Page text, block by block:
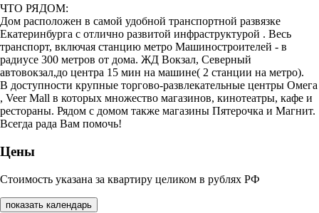
ЧТО РЯДОМ:
Дом расположен в самой удобной транспортной развязке
Екатеринбурга с отлично развитой инфраструктурой . Весь
транспорт, включая станцию метро Машиностроителей - в
радиусе 300 метров от дома. ЖД Вокзал, Северный
автовокзал,до центра 15 мин на машине( 2 станции на метро).
В доступности крупные торгово-развлекательные центры Омега
, Veer Mall в которых множество магазинов, кинотеатры, кафе и
рестораны. Рядом с домом также магазины Пятерочка и Магнит.
Всегда рада Вам помочь!
Цены
Стоимость указана за квартиру целиком в рублях РФ
показать календарь